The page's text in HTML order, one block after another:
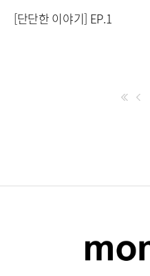
[단단한 이야기] EP.1
첫번째페이지